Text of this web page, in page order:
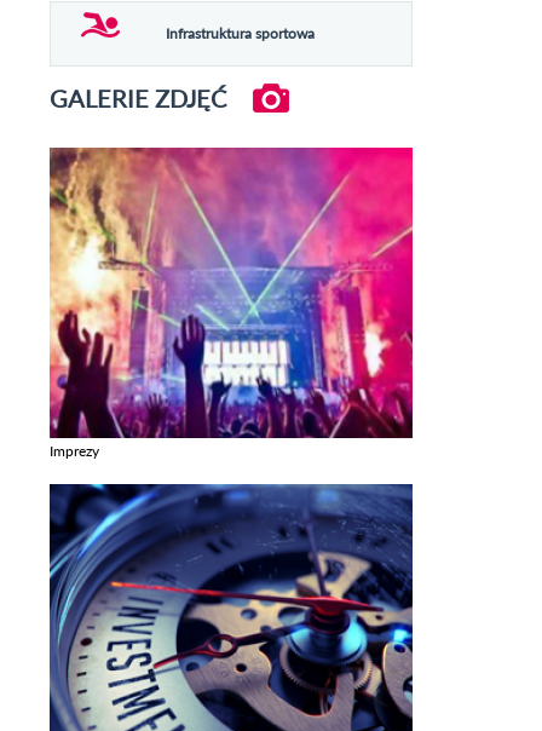
Infrastruktura sportowa
GALERIE ZDJĘĆ
Imprezy